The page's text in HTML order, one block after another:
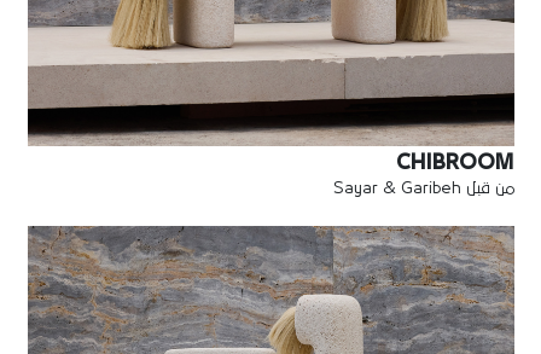
CHIBROOM
من قبل Sayar & Garibeh